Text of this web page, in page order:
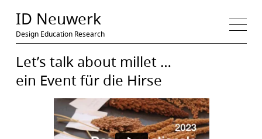
ID Neuwerk
Design Education Research
Let’s talk about millet …
ein Event für die Hirse